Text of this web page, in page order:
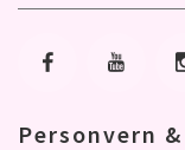
Gå til Gå til
Personvern